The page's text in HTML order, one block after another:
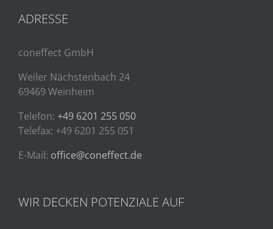
ADRESSE
coneffect GmbH
Weiler Nächstenbach 24
69469 Weinheim
Telefon: +49 6201 255 050
Telefax: +49 6201 255 051
E-Mail: office@coneffect.de
WIR DECKEN POTENZIALE AUF